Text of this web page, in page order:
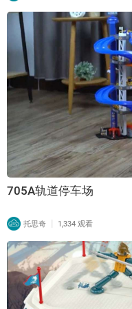
705A轨道停车场
托思奇 | 1,334 观看